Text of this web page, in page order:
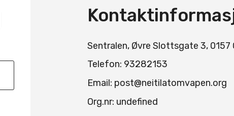
Sentralen, Øvre Slottsgate 3, 0157
Telefon: 93282153
Email: post@neitilatomvapen.org
Org.nr: undefined